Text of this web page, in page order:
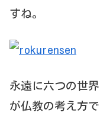
すね。
永遠に六つの世
が仏教の考え方で